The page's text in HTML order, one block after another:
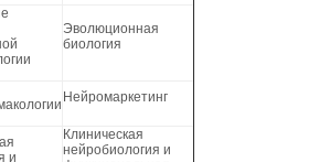
Эволюционная
биология
Нейромаркетинг
и
Клиническая
нейробиология и